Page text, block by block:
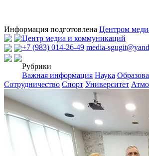
Информация подготовлена Центром
Центр медиа и коммуникаций
+7 (983) 014-26-49 media-
Рубрики
Важная информация Наука
Сотрудничество Спорт Университет